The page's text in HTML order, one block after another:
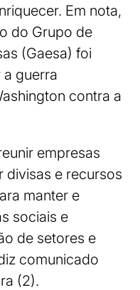
Em nota,
do Grupo de
(Gaesa) foi
guerra
contra a
empresas
divisas e recursos
manter e
sociais e
de setores e
comunicado
(2).